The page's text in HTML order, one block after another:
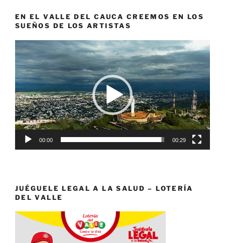
EN EL VALLE DEL CAUCA CREEMOS EN LOS
SUEÑOS DE LOS ARTISTAS
Reproductor
de
vídeo
00:00 00:29
JUÉGUELE LEGAL A LA SALUD – LOTERÍA
DEL VALLE